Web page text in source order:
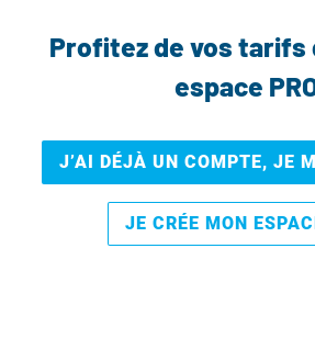
Profitez de vos tarifs
espace
J’AI DÉJÀ UN COMPTE, JE
JE CRÉE MON